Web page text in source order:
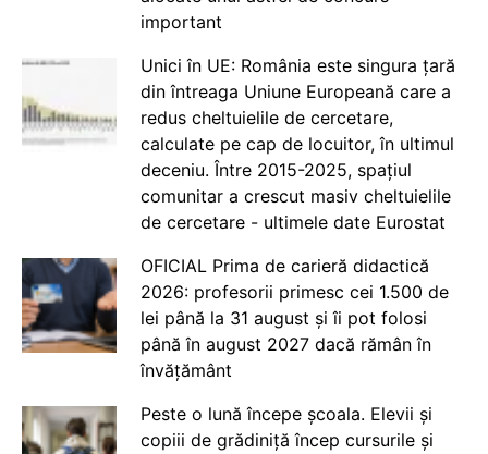
important
Unici în UE: România este singura țară
din întreaga Uniune Europeană care a
redus cheltuielile de cercetare,
calculate pe cap de locuitor, în ultimul
deceniu. Între 2015-2025, spațiul
comunitar a crescut masiv cheltuielile
de cercetare - ultimele date Eurostat
OFICIAL Prima de carieră didactică
2026: profesorii primesc cei 1.500 de
lei până la 31 august și îi pot folosi
până în august 2027 dacă rămân în
învățământ
Peste o lună începe școala. Elevii și
copiii de grădiniță încep cursurile și